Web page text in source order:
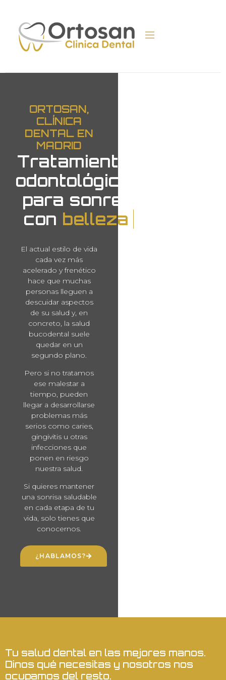
ORTOSAN,
CLÍNICA
DENTAL EN
MADRID
Tratamientos
odontológicos
para sonreir
con belleza
El actual estilo de vida
cada vez más
acelerado y frenético
hace que muchas
personas lleguen a
descuidar aspectos
de su salud y, en
concreto, la salud
bucodental suele
quedar en un
segundo plano.
Pero si no tratamos
ese malestar a
tiempo, pueden
llegar a desarrollarse
problemas más
serios como caries,
gingivitis u otras
infecciones que
ponen en riesgo
nuestra salud.
Si quieres mantener
una sonrisa saludable
en cada etapa de tu
vida, solo tienes que
conocernos.
¿HABLAMOS?
Tu salud dental en las mejores manos.
Dinos qué necesitas y nosotros nos
ocupamos del resto.